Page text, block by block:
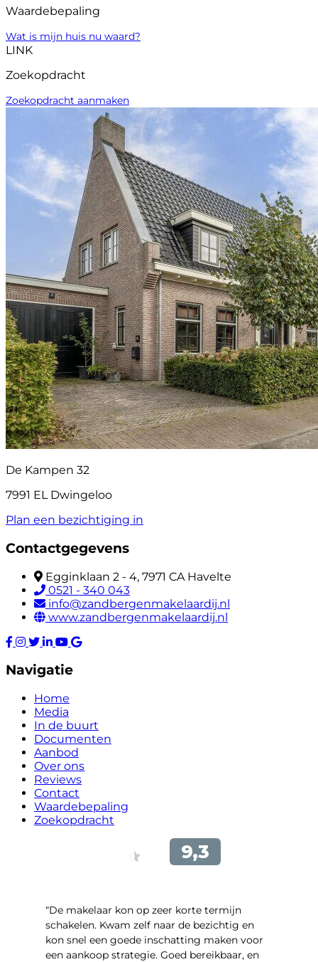
Waardebepaling
Wat is mijn huis nu waard?
LINK
Zoekopdracht
Zoekopdracht aanmaken
De Kampen 32
7991 EL Dwingeloo
Plan een bezichtiging in
Contactgegevens
Egginklaan 2 - 4, 7971 CA Havelte
0521 - 340 043
info@zandbergenmakelaardij.nl
www.zandbergenmakelaardij.nl
Navigatie
Home
Media
In de buurt
Documenten
Aanbod
Over ons
Reviews
Contact
Waardebepaling
Zoekopdracht
“De makelaar kon op zeer korte termijn
schakelen. Kwam zelf naar de bezichtig en
kon snel een goede inschatting maken voor
een aankoop strategie. Goed bereikbaar, en